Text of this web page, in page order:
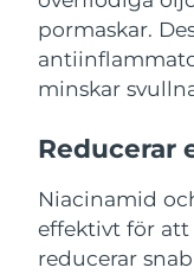
pormaskar.
minskar
Reducerar
Niacinamid
effektivt för att
reducerar
Filippinerna
Polen
Portugal
Puerto Rico
Qatar